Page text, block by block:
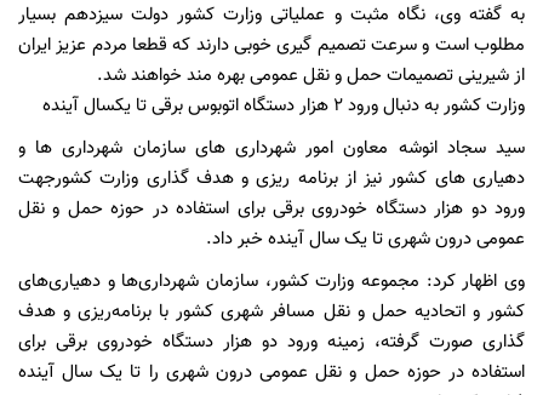
به گفته وی، نگاه مثبت و عملیاتی وزارت کشور دولت سیزدهم بسیار
مطلوب است و سرعت تصمیم گیری خوبی دارند که قطعا مردم عزیز ایران
از شیرینی تصمیمات حمل و نقل عمومی بهره مند خواهند شد.
وزارت کشور به دنبال ورود ۲ هزار دستگاه اتوبوس برقی تا یکسال آینده
سید سجاد انوشه معاون امور شهرداری های سازمان شهرداری ها و
دهیاری های کشور نیز از برنامه ریزی و هدف گذاری وزارت کشورجهت
ورود دو هزار دستگاه خودروی برقی برای استفاده در حوزه حمل و نقل
عمومی درون شهری تا یک سال آینده خبر داد.
وی اظهار کرد: مجموعه وزارت کشور، سازمان شهرداری‌ها و دهیاری‌های
کشور و اتحادیه حمل و نقل مسافر شهری کشور با برنامه‌ریزی و هدف
گذاری صورت گرفته، زمینه ورود دو هزار دستگاه خودروی برقی برای
استفاده در حوزه حمل و نقل عمومی درون شهری را تا یک سال آینده